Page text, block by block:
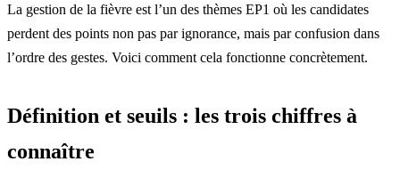
La gestion de la fièvre est l’un des thèmes EP1 où les candidates
perdent des points non pas par ignorance, mais par confusion dans
l’ordre des gestes. Voici comment cela fonctionne concrètement.
Définition et seuils : les trois chiffres à
connaître